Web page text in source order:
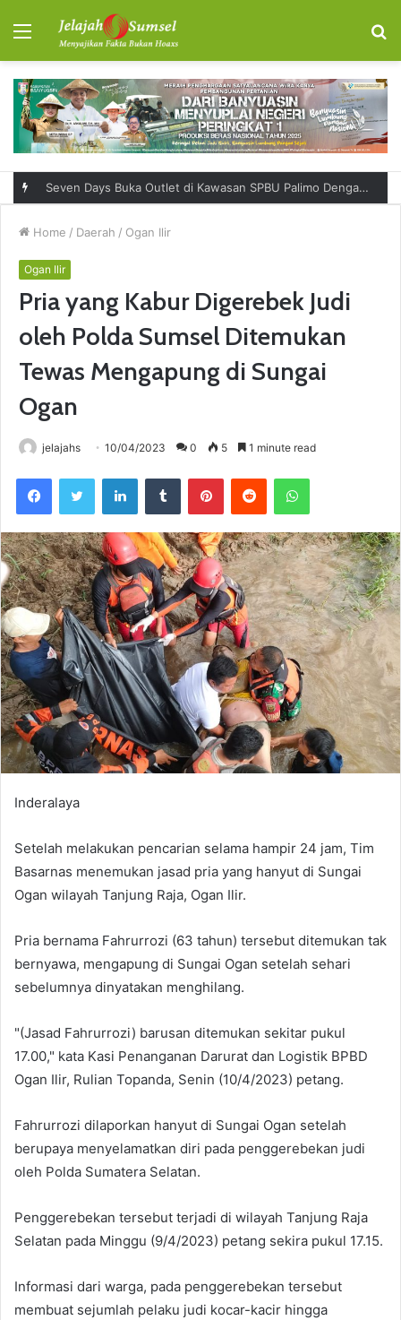
Menu
Seven Days Buka Outlet di Kawasan SPBU Palimo Dengan Konsep One Stop Hangout Destination
Home / Daerah / Ogan Ilir
Ogan Ilir
Pria yang Kabur Digerebek Judi
oleh Polda Sumsel Ditemukan
Tewas Mengapung di Sungai
Ogan
jelajahs 10/04/2023 0 5 1 minute read
Inderalaya
Setelah melakukan pencarian selama hampir 24 jam, Tim
Basarnas menemukan jasad pria yang hanyut di Sungai
Ogan wilayah Tanjung Raja, Ogan Ilir.
Pria bernama Fahrurrozi (63 tahun) tersebut ditemukan tak
bernyawa, mengapung di Sungai Ogan setelah sehari
sebelumnya dinyatakan menghilang.
"(Jasad Fahrurrozi) barusan ditemukan sekitar pukul
17.00," kata Kasi Penanganan Darurat dan Logistik BPBD
Ogan Ilir, Rulian Topanda, Senin (10/4/2023) petang.
Fahrurrozi dilaporkan hanyut di Sungai Ogan setelah
berupaya menyelamatkan diri pada penggerebekan judi
oleh Polda Sumatera Selatan.
Penggerebekan tersebut terjadi di wilayah Tanjung Raja
Selatan pada Minggu (9/4/2023) petang sekira pukul 17.15.
Informasi dari warga, pada penggerebekan tersebut
membuat sejumlah pelaku judi kocar-kacir hingga